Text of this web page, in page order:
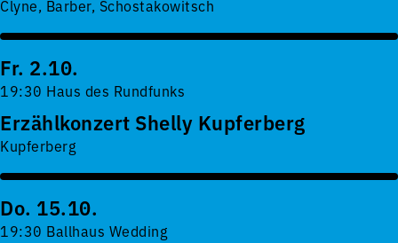
Clyne, Barber, Schostakowitsch
Fr. 2.10.
19:30 Haus des Rundfunks
Erzählkonzert Shelly Kupferberg
Kupferberg
Do. 15.10.
19:30 Ballhaus Wedding